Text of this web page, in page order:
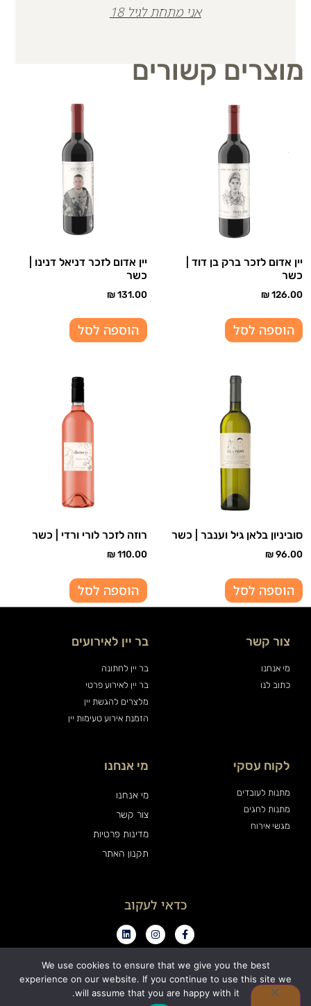
מוצרים קשורים
יין אדום לזכר ברק בן דוד |
כשר
₪126.00
הוספה לסל
יין אדום לזכר דניאל דנינו |
כשר
₪131.00
הוספה לסל
סוביניון בלאן גיל וענבר | כשר
₪96.00
הוספה לסל
רוזה לזכר לורי ורדי | כשר
₪110.00
הוספה לסל
צור קשר
מי אנחנו
כתוב לנו
בר יין לאירועים
בר יין לחתונה
בר יין לאירוע פרטי
מלצרים להגשת יין
הזמנת אירוע טעימות יין
לקוח עסקי
מתנות לעובדים
מתנות לחגים
מגשי אירוח
מי אנחנו
מי אנחנו
צור קשר
מדינות פרטיות
תקנון האתר
כדאי לעקוב
כל הזכויות שמורות ויין אנד פרינדז בע"מ
0
We use cookies to ensure that we give you the best
experience on our website. If you continue to use this site we
will assume that you are happy with it.
אני מתחת לגיל 18